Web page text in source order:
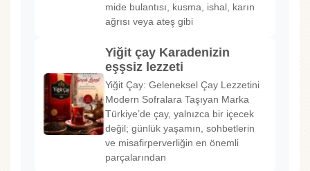
mide bulantısı, kusma, ishal, karın
ağrısı veya ateş gibi
Yiğit çay Karadenizin
eşşsiz lezzeti
Yiğit Çay: Geleneksel Çay Lezzetini
Modern Sofralara Taşıyan Marka
Türkiye’de çay, yalnızca bir içecek
değil; günlük yaşamın, sohbetlerin
ve misafirperverliğin en önemli
parçalarından